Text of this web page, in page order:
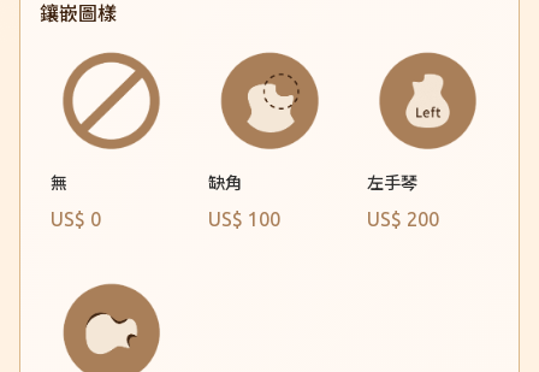
鑲嵌圖樣
無
US$ 0
缺角
US$ 100
左手琴
US$ 200